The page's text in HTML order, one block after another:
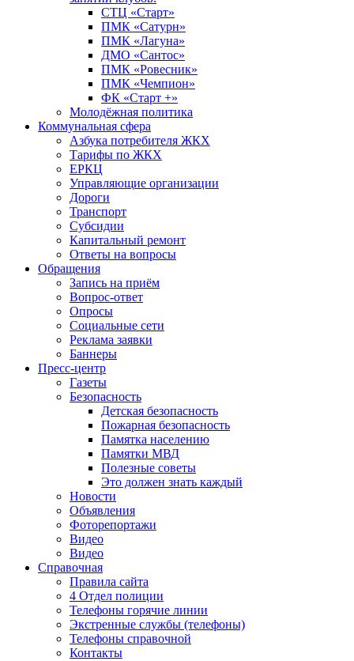
СТЦ «Старт»
ПМК «Сатурн»
ПМК «Лагуна»
ДМО «Сантос»
ПМК «Ровесник»
ПМК «Чемпион»
ФК «Старт +»
Молодёжная политика
Коммунальная сфера
Азбука потребителя ЖКХ
Тарифы по ЖКХ
ЕРКЦ
Управляющие организации
Дороги
Транспорт
Субсидии
Капитальный ремонт
Ответы на вопросы
Обращения
Запись на приём
Вопрос-ответ
Опросы
Социальные сети
Реклама заявки
Баннеры
Пресс-центр
Газеты
Безопасность
Детская безопасность
Пожарная безопасность
Памятка населению
Памятки МВД
Полезные советы
Это должен знать каждый
Новости
Объявления
Фоторепортажи
Видео
Видео
Справочная
Правила сайта
4 Отдел полиции
Телефоны горячие линии
Экстренные службы (телефоны)
Телефоны справочной
Контакты